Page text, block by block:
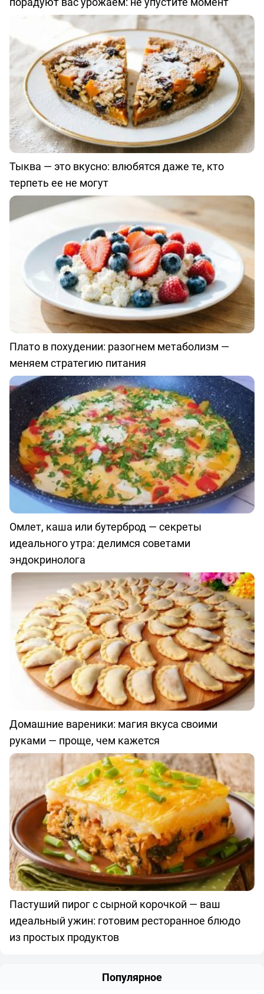
Тыква — это вкусно: влюбятся даже те, кто
терпеть ее не могут
Плато в похудении: разогнем метаболизм —
меняем стратегию питания
Омлет, каша или бутерброд — секреты
идеального утра: делимся советами
эндокринолога
Домашние вареники: магия вкуса своими
руками — проще, чем кажется
Пастуший пирог с сырной корочкой — ваш
идеальный ужин: готовим ресторанное блюдо
из простых продуктов
Популярное